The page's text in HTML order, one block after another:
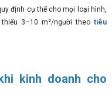
định cụ thể cho mọi loại hình,
3–10 m²/người theotiêu
kinh doanh cho